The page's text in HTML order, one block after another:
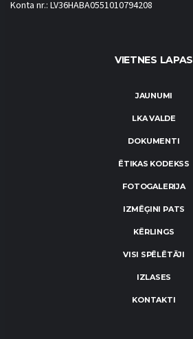
Konta nr.: LV36HABA0551010794208
VIETNES LAPAS
JAUNUMI
LKA VALDE
DOKUMENTI
ĒTIKAS KODEKSS
FOTOGALERIJA
IZMĒĢINI PATS
KĒRLINGS
VISI SPĒLĒTĀJI
IZLASES
KONTAKTI